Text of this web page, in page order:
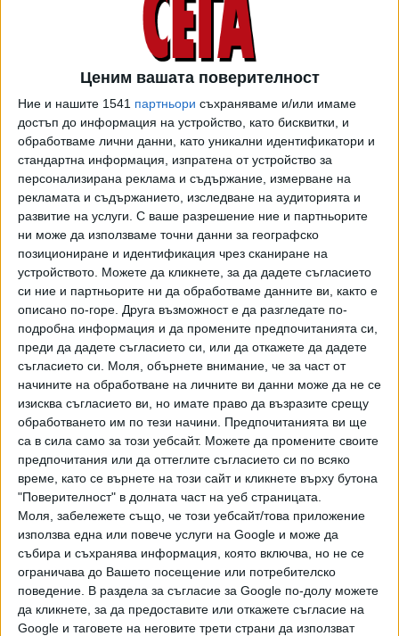
Ценим вашата поверителност
Ние и нашите 1541 партньори съхраняваме и/или имаме
достъп до информация на устройство, като бисквитки, и
обработваме лични данни, като уникални идентификатори и
стандартна информация, изпратена от устройство за
персонализирана реклама и съдържание, измерване на
рекламата и съдържанието, изследване на аудиторията и
развитие на услуги. С ваше разрешение ние и партньорите
ни може да използваме точни данни за географско
позициониране и идентификация чрез сканиране на
устройството. Можете да кликнете, за да дадете съгласието
си ние и партньорите ни да обработваме данните ви, както е
описано по-горе. Друга възможност е да разгледате по-
подробна информация и да промените предпочитанията си,
преди да дадете съгласието си, или да откажете да дадете
съгласието си. Моля, обърнете внимание, че за част от
начините на обработване на личните ви данни може да не се
изисква съгласието ви, но имате право да възразите срещу
обработването им по тези начини. Предпочитанията ви ще
са в сила само за този уебсайт. Можете да промените своите
предпочитания или да оттеглите съгласието си по всяко
време, като се върнете на този сайт и кликнете върху бутона
"Поверителност" в долната част на уеб страницата.
Моля, забележете също, че този уебсайт/това приложение
използва една или повече услуги на Google и може да
събира и съхранява информация, която включва, но не се
ограничава до Вашето посещение или потребителско
поведение. В раздела за съгласие за Google по-долу можете
да кликнете, за да предоставите или откажете съгласие на
Google и таговете на неговите трети страни да използват
Просветният министър се е вслушал в желанието на
родителите и е отпуснал още един ден коледна ваканция
- тя ще е от 22 декември до 2 януари включително.
Есенната ваканция ще е от 1 до 4 ноември, а
междусрочната ще бъде само един ден - на 5 февруари.
Пролетната за децата до ХI клас ще е от 30 март до 7
април включително, а за зрелостниците ще е от 5 до 7
април включително.
Другата новост в графика е удължаването на учебната
година за седмокласниците до 28 юни, което произтича
от новия училищен закон. Тук родителското несъгласие
не е дало резултат и учебната година твърдо се
удължава на 36 седмици за седмокласниците (досега
бяха 34).
До 28 юни ще учат и по-горните класове, с изключение